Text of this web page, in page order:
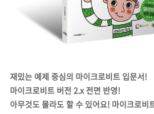
재밌는 예제 중심의 마이크로비트 입문서!
마이크로비트 버전 2.x 전면 반영!
아무것도 몰라도 할 수 있어요! 마이크로비